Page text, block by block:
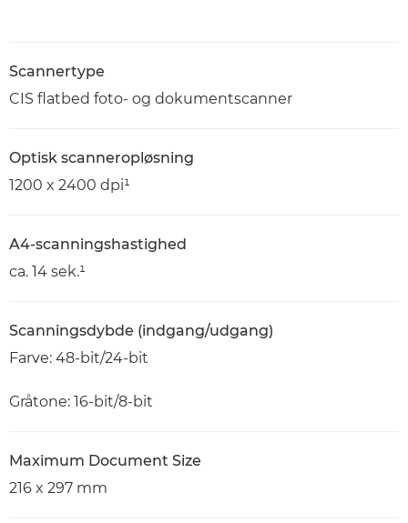
Scannertype
CIS flatbed foto- og dokumentscanner
Optisk scanneropløsning
1200 x 2400 dpi¹
A4-scanningshastighed
ca. 14 sek.¹
Scanningsdybde (indgang/udgang)
Farve: 48-bit/24-bit
Gråtone: 16-bit/8-bit
Maximum Document Size
216 x 297 mm